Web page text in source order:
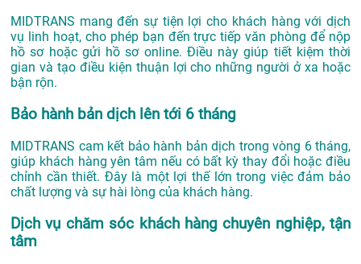
MIDTRANS mang đến sự tiện lợi cho khách hàng với dịch
vụ linh hoạt, cho phép bạn đến trực tiếp văn phòng để nộp
hồ sơ hoặc gửi hồ sơ online. Điều này giúp tiết kiệm thời
gian và tạo điều kiện thuận lợi cho những người ở xa hoặc
bận rộn.
Bảo hành bản dịch lên tới 6 tháng
MIDTRANS cam kết bảo hành bản dịch trong vòng 6 tháng,
giúp khách hàng yên tâm nếu có bất kỳ thay đổi hoặc điều
chỉnh cần thiết. Đây là một lợi thế lớn trong việc đảm bảo
chất lượng và sự hài lòng của khách hàng.
Dịch vụ chăm sóc khách hàng chuyên nghiệp, tận
tâm